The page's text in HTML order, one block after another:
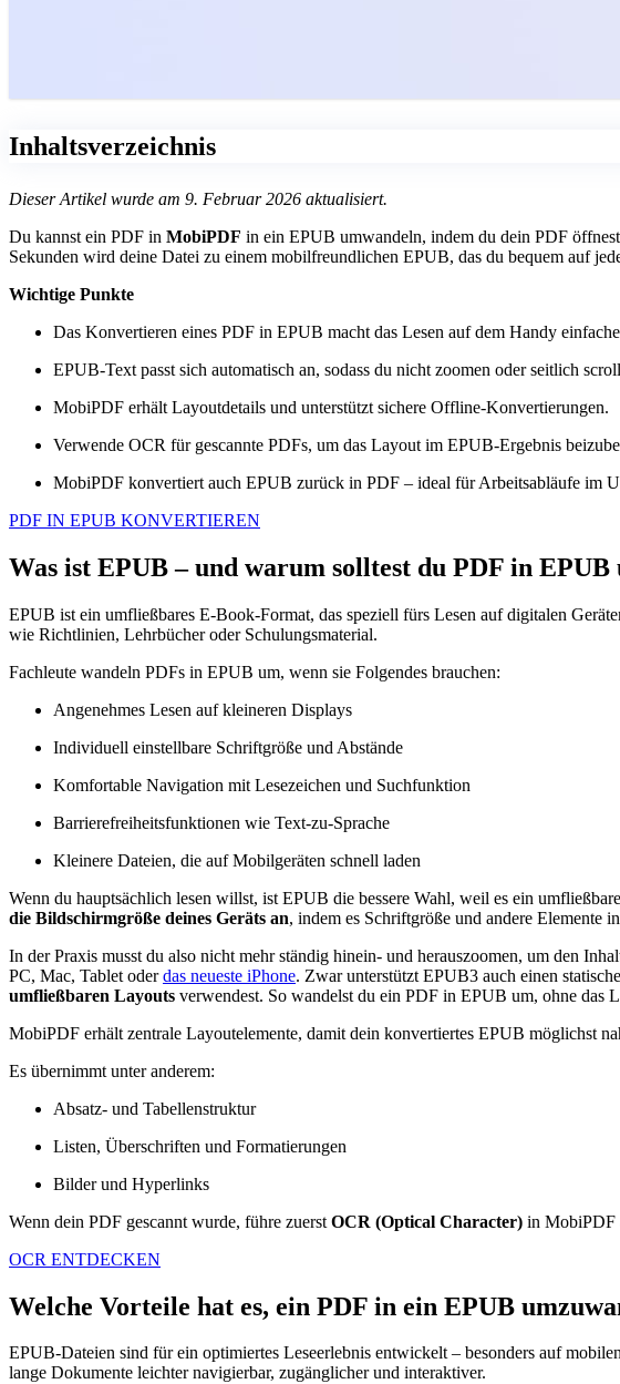
Inhaltsverzeichnis
Dieser Artikel wurde am 9. Februar 2026 aktualisiert.
Du kannst ein PDF in MobiPDF in ein EPUB umwandeln, indem du dein PDF
Sekunden wird deine Datei zu einem mobilfreundlichen EPUB, das du bequem auf
Wichtige Punkte
Das Konvertieren eines PDF in EPUB macht das Lesen auf dem Handy
EPUB‑Text passt sich automatisch an, sodass du nicht zoomen oder seitlich
MobiPDF erhält Layoutdetails und unterstützt sichere Offline‑Konvertierungen.
Verwende OCR für gescannte PDFs, um das Layout im EPUB‑Ergebnis
MobiPDF konvertiert auch EPUB zurück in PDF – ideal für Arbeitsabläufe im
PDF IN EPUB KONVERTIEREN
Was ist EPUB – und warum solltest du PDF in EPUB
EPUB ist ein umfließbares E‑Book‑Format, das speziell fürs Lesen auf digitalen
wie Richtlinien, Lehrbücher oder Schulungsmaterial.
Fachleute wandeln PDFs in EPUB um, wenn sie Folgendes brauchen:
Angenehmes Lesen auf kleineren Displays
Individuell einstellbare Schriftgröße und Abstände
Komfortable Navigation mit Lesezeichen und Suchfunktion
Barrierefreiheitsfunktionen wie Text‑zu‑Sprache
Kleinere Dateien, die auf Mobilgeräten schnell laden
Wenn du hauptsächlich lesen willst, ist EPUB die bessere Wahl, weil es ein
die Bildschirmgröße deines Geräts an, indem es Schriftgröße und andere Elemente
In der Praxis musst du also nicht mehr ständig hinein‑ und herauszoomen, um den
PC, Mac, Tablet oderdas neueste iPhone. Zwar unterstützt EPUB3 auch einen
umfließbaren Layouts verwendest. So wandelst du ein PDF in EPUB um, ohne das
MobiPDF erhält zentrale Layoutelemente, damit dein konvertiertes EPUB möglichst
Es übernimmt unter anderem:
Absatz‑ und Tabellenstruktur
Listen, Überschriften und Formatierungen
Bilder und Hyperlinks
Wenn dein PDF gescannt wurde, führe zuerst OCR (Optical Character) in MobiPDF
OCR ENTDECKEN
Welche Vorteile hat es, ein PDF in ein EPUB
EPUB-Dateien sind für ein optimiertes Leseerlebnis entwickelt – besonders auf
lange Dokumente leichter navigierbar, zugänglicher und interaktiver.